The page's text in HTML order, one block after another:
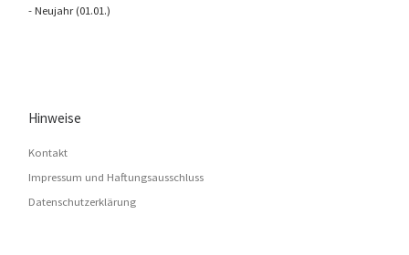
- Neujahr (01.01.)
Hinweise
Kontakt
Impressum und Haftungsausschluss
Datenschutzerklärung